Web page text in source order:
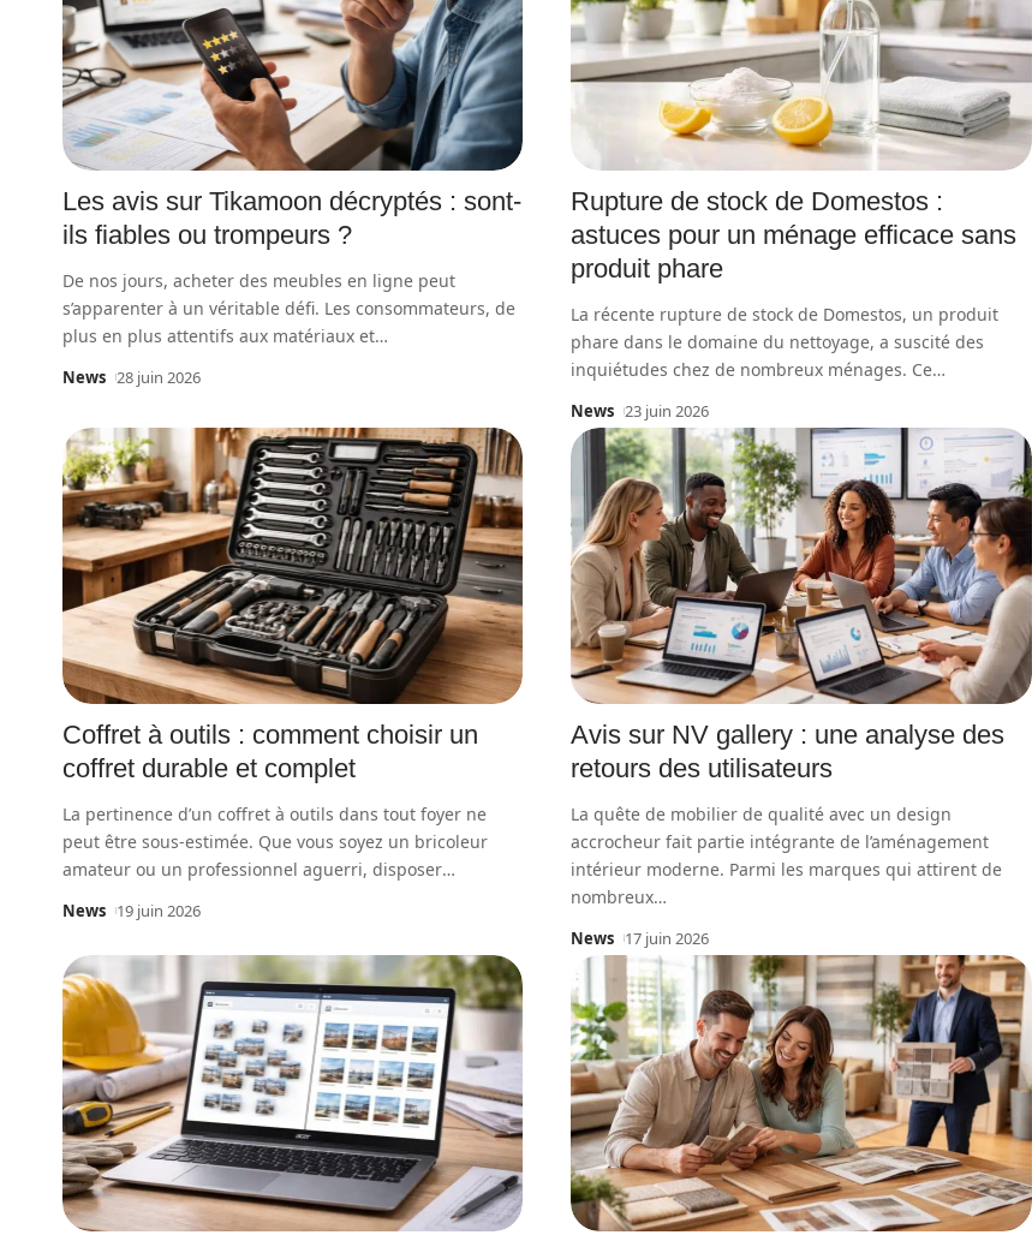
Les avis sur Tikamoon décryptés : sont-
ils fiables ou trompeurs ?
De nos jours, acheter des meubles en ligne peut
s’apparenter à un véritable défi. Les consommateurs, de
plus en plus attentifs aux matériaux et…
News 28 juin 2026
Rupture de stock de Domestos :
astuces pour un ménage efficace sans
produit phare
La récente rupture de stock de Domestos, un produit
phare dans le domaine du nettoyage, a suscité des
inquiétudes chez de nombreux ménages. Ce…
News 23 juin 2026
Coffret à outils : comment choisir un
coffret durable et complet
La pertinence d’un coffret à outils dans tout foyer ne
peut être sous-estimée. Que vous soyez un bricoleur
amateur ou un professionnel aguerri, disposer…
News 19 juin 2026
Avis sur NV gallery : une analyse des
retours des utilisateurs
La quête de mobilier de qualité avec un design
accrocheur fait partie intégrante de l’aménagement
intérieur moderne. Parmi les marques qui attirent de
nombreux…
News 17 juin 2026